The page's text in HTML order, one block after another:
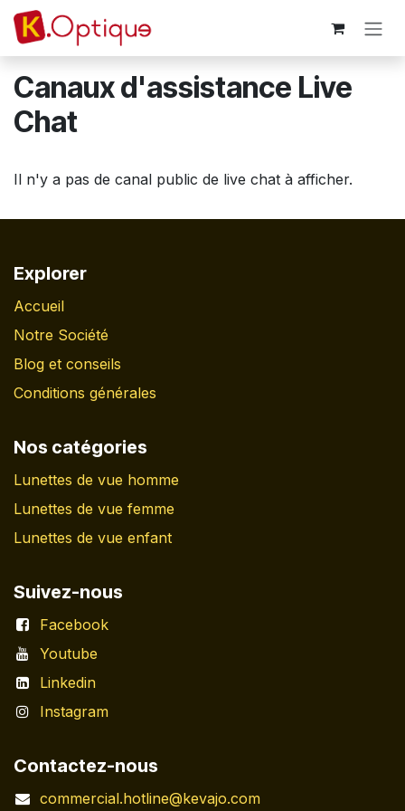
Se rendre au contenu
Canaux d'assistance Live
Chat
Il n'y a pas de canal public de live chat à afficher.
Explorer
Accueil
Notre Société
Blog et conseils
Conditions générales
Nos catégories
Lunettes de vue homme
Lunettes de vue femme
Lunettes de vue enfant
Suivez-nous
Facebook
Youtube
Linkedin
Instagram
Contactez-nous
commercial.hotline@kevajo.com